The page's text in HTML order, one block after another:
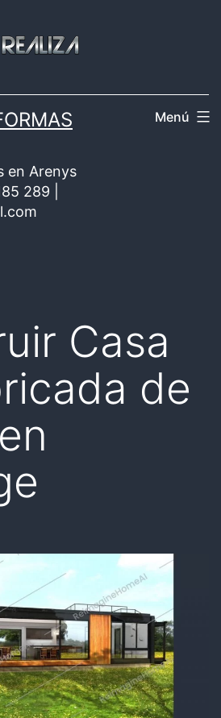
en Arenys
289 |
Menú
Casa
de